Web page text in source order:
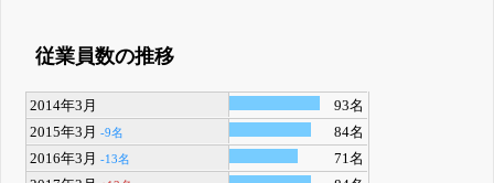
従業員数の推移
2014年3月
93名
2015年3月-9名
84名
2016年3月-13名
71名